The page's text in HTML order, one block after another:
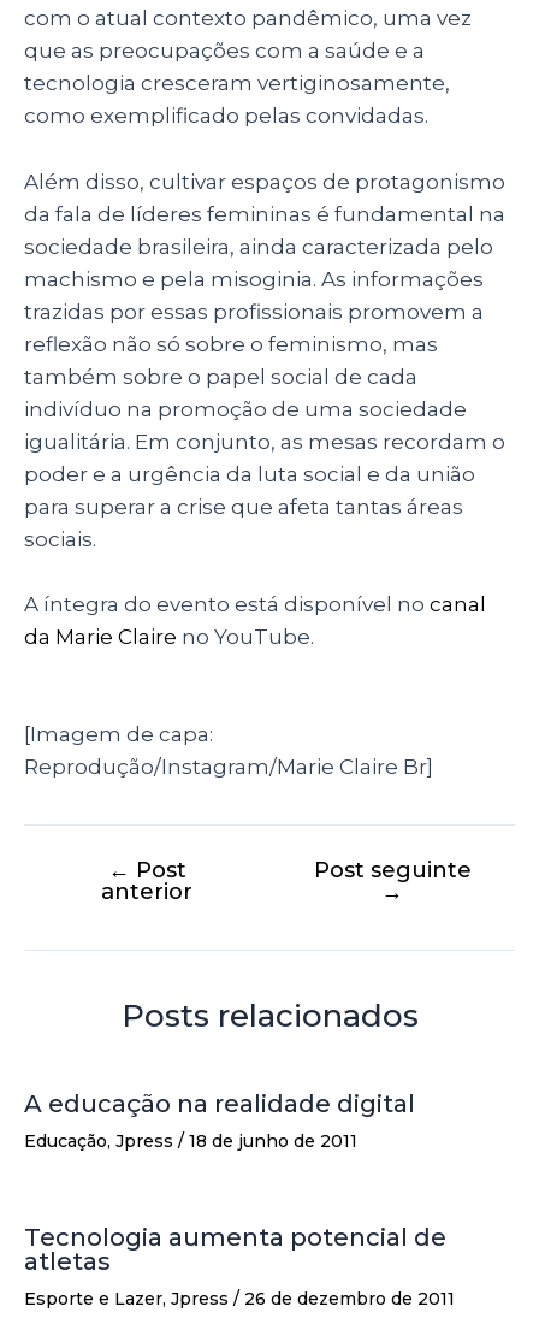
com o atual contexto pandêmico, uma vez
que as preocupações com a saúde e a
tecnologia cresceram vertiginosamente,
como exemplificado pelas convidadas.
Além disso, cultivar espaços de protagonismo
da fala de líderes femininas é fundamental na
sociedade brasileira, ainda caracterizada pelo
machismo e pela misoginia. As informações
trazidas por essas profissionais promovem a
reflexão não só sobre o feminismo, mas
também sobre o papel social de cada
indivíduo na promoção de uma sociedade
igualitária. Em conjunto, as mesas recordam o
poder e a urgência da luta social e da união
para superar a crise que afeta tantas áreas
sociais.
A íntegra do evento está disponível no canal
da Marie Claire no YouTube.
[Imagem de capa:
Reprodução/Instagram/Marie Claire Br]
← Post
anterior
Post seguinte
→
Posts relacionados
A educação na realidade digital
Educação, Jpress / 18 de junho de 2011
Tecnologia aumenta potencial de
atletas
Esporte e Lazer, Jpress / 26 de dezembro de 2011